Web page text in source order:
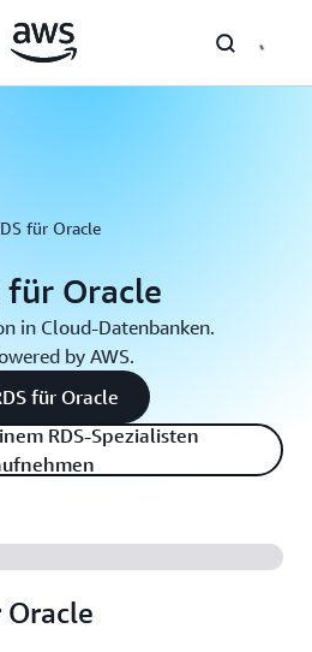
für Oracle
für Oracle
in Cloud-Datenbanken.
by AWS.
für Oracle
RDS-Spezialisten
Oracle